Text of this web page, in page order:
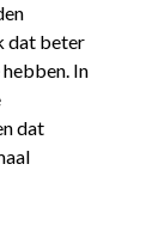
dat beter
In
dat